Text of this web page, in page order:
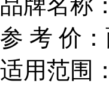
参 考 价：
适用范围：